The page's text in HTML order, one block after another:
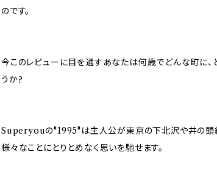
のです。
今このレビューに目を通すあなたは何歳でどんな町に、
うか?
Superyouの"1995"は主人公が東京の下北沢や井の頭
様々なことにとりとめなく思いを馳せます。